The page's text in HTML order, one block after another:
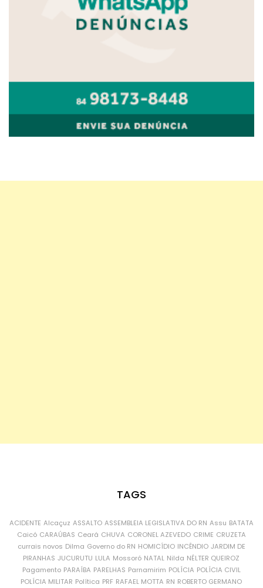
TAGS
ACIDENTE Alcaçuz ASSALTO ASSEMBLEIA LEGISLATIVA DO RN Assu BATATA
Caicó CARAÚBAS Ceará CHUVA CORONEL AZEVEDO CRIME CRUZETA
currais novos Dilma Governo do RN HOMICÍDIO INCÊNDIO JARDIM DE
PIRANHAS JUCURUTU LULA Mossoró NATAL Nilda NÉLTER QUEIROZ
Pagamento PARAÍBA PARELHAS Parnamirim POLÍCIA POLÍCIA CIVIL
POLÍCIA MILITAR Política PRF RAFAEL MOTTA RN ROBERTO GERMANO